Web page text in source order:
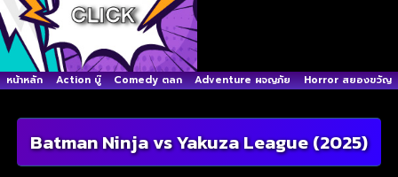
หน้าหลัก Action บู๊ Comedy ตลก Adventure ผจญภัย Horror สยองขวัญ
Batman Ninja vs Yakuza League (2025)